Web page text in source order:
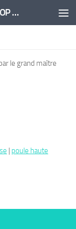
Championnat de France des Clubs - TOP 16
le grand maître
| poule haute